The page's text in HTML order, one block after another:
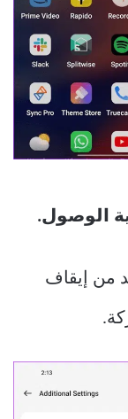
الوصول.
من إيقاف